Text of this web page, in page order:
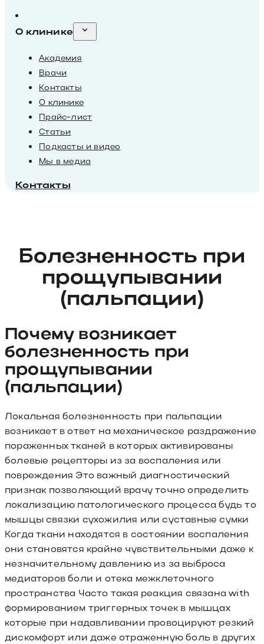
О клинике
Академия
Врачи
Контакты
О клинике
Прайс-лист
Статьи
Подкасты и видео
Мы в медиа
Контакты
Болезненность при
прощупывании
(пальпации)
Почему возникает
болезненность при
прощупывании
(пальпации)
Локальная болезненность при пальпации
возникает в ответ на механическое раздражение
пораженных тканей в которых активированы
болевые рецепторы из за воспаления или
повреждения Это важный диагностический
признак позволяющий врачу точно определить
локализацию патологического процесса будь то
мышцы связки сухожилия или суставные сумки
Когда ткани находятся в состоянии воспаления
они становятся крайне чувствительными даже к
незначительному давлению из за выброса
медиаторов боли и отека межклеточного
пространства Часто такая реакция связана with
формированием триггерных точек в мышцах
которые при надавливании провоцируют резкий
дискомфорт или даже отраженную боль в других